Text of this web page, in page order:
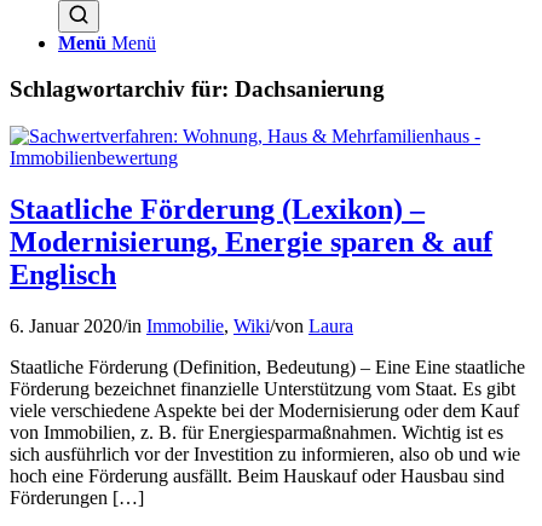
Menü Menü
Schlagwortarchiv für: Dachsanierung
Staatliche Förderung (Lexikon) –
Modernisierung, Energie sparen & auf
Englisch
6. Januar 2020/in Immobilie, Wiki/von Laura
Staatliche Förderung (Definition, Bedeutung) – Eine Eine staatliche
Förderung bezeichnet finanzielle Unterstützung vom Staat. Es gibt
viele verschiedene Aspekte bei der Modernisierung oder dem Kauf
von Immobilien, z. B. für Energiesparmaßnahmen. Wichtig ist es
sich ausführlich vor der Investition zu informieren, also ob und wie
hoch eine Förderung ausfällt. Beim Hauskauf oder Hausbau sind
Förderungen […]